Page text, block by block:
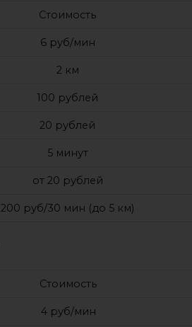
Стоимость
6 руб/мин
2 км
100 рублей
20 рублей
5 минут
от 20 рублей
200 руб/30 мин (до 5 км)
Стоимость
4 руб/мин